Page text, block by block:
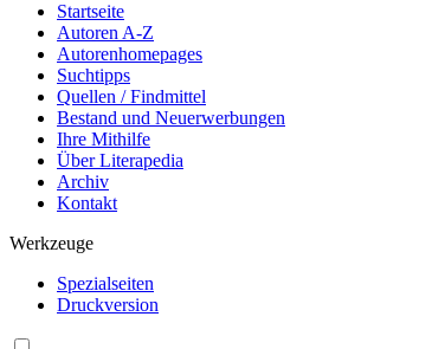
Startseite
Autoren A-Z
Autorenhomepages
Suchtipps
Quellen / Findmittel
Bestand und Neuerwerbungen
Ihre Mithilfe
Über Literapedia
Archiv
Kontakt
Werkzeuge
Spezialseiten
Druckversion